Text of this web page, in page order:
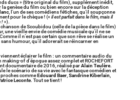
ducs » (titre original du film), supplément inédit,
genèse du film ou bien encore sur la déception
, l’un de ses comédiens fétiches, qu’il soupçonne
pour le chèque ! («il est parfait dans le film, mais il
!»).
de Scoubidou (celle de la pièce dans le film)
une vieille envie de comédie musicale qu’il ne se
il n’est pas certain que son rêve se réalise un
humour, qu’il adorerait se réincarner en
éclairer le film : un commentaire audio du
of d’époque assez complet et ROCHEFORT
documentaire de 2016, réalisé parAlain Teulère.
le scénario de sa vie avec le fantasque comédien et
commeEdouard Baer, Sandrine Kiberlain
Leconte. Tout se tient !